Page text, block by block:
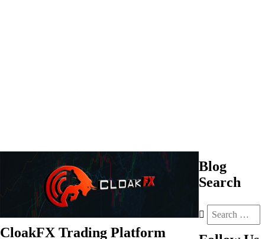
CloakFX Trading Platform
Blog
Search